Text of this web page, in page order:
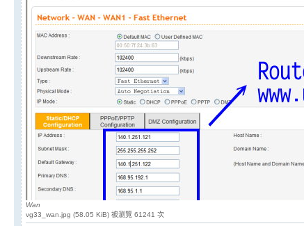
Wan
vg33_wan.jpg (58.05 KiB) 被瀏覽 61241 次